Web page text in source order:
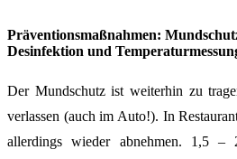
Präventionsmaßnahmen:
Desinfektion und
Der Mundschutz ist weiterhin zu
verlassen (auch im Auto!). In
allerdings wieder abnehmen. 1,5 –